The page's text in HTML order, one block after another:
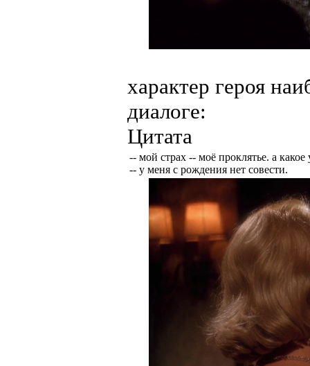
характер героя
диалоге:
Цитата
-- мой страх -- моё проклятье. а какое
-- у меня с рождения нет совести.